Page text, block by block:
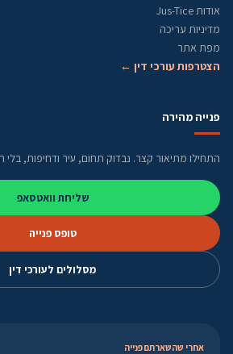
אודות Jus-Tice
מדיניות עריכה
מפת אתר
הצטרפות עורכי דין ←
פנייה מהירה
התחילו מתיאור קצר. נבדוק תחום, עיר ודחיפות,
שליחת וואטסאפ
טופס פנייה
מסלולים לעורכי דין
אחרי שהשארתם פנייה